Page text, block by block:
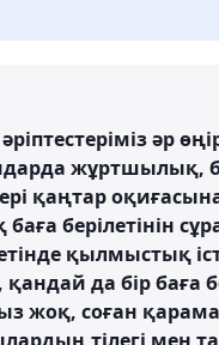
әр
жұртшылық,
қаңтар
берілетінін
қылмыстық
да бір баға
жоқ, соған
тілегі мен